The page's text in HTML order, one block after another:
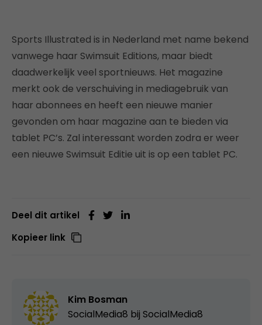
Sports Illustrated is in Nederland met name bekend
vanwege haar Swimsuit Editions, maar biedt
daadwerkelijk veel sportnieuws. Het magazine
merkt ook de verschuiving in mediagebruik van
haar abonnees en heeft een nieuwe manier
gevonden om haar magazine aan te bieden via
tablet PC’s. Zal interessant worden zodra er weer
een nieuwe Swimsuit Editie uit is op een tablet PC.
Deel dit artikel
Kopieer link
Kim Bosman
SocialMedia8 bij SocialMedia8